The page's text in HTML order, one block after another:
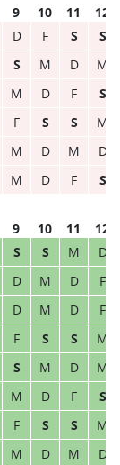
9 10 11
12
D F S
S
S M D
M
M D F
S
F S S
M
M D M
D
M D F S
9 10 11
12
S S M
D
D M D
F
D M D
F
F S S
M
S M D
M
M D F
S
F S S
M
M D M D